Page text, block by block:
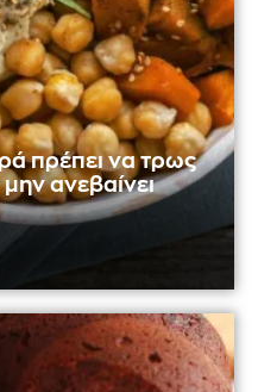
πρέπει να τρως
ανεβαίνει